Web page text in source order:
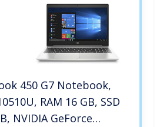
450 G7 Notebook,
RAM 16 GB, SSD
NVIDIA GeForce